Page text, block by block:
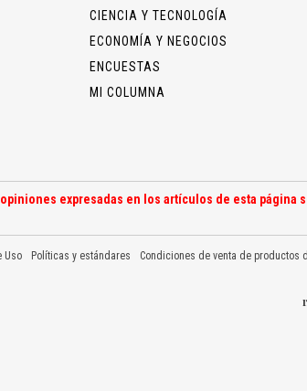
CIENCIA Y TECNOLOGÍA
ECONOMÍA Y NEGOCIOS
ENCUESTAS
MI COLUMNA
opiniones expresadas en los artículos de esta
Uso Políticas y estándares Condiciones de venta de productos